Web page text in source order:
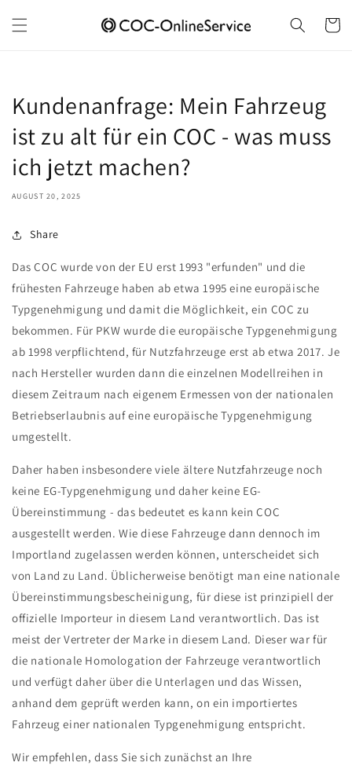
content
Cart
Kundenanfrage: Mein Fahrzeug
ist zu alt für ein COC - was muss
ich jetzt machen?
AUGUST 20, 2025
Share
Das COC wurde von der EU erst 1993 "erfunden" und die
frühesten Fahrzeuge haben ab etwa 1995 eine europäische
Typgenehmigung und damit die Möglichkeit, ein COC zu
bekommen. Für PKW wurde die europäische Typgenehmigung
ab 1998 verpflichtend, für Nutzfahrzeuge erst ab etwa 2017. Je
nach Hersteller wurden dann die einzelnen Modellreihen in
diesem Zeitraum nach eigenem Ermessen von der nationalen
Betriebserlaubnis auf eine europäische Typgenehmigung
umgestellt.
Daher haben insbesondere viele ältere Nutzfahrzeuge noch
keine EG-Typgenehmigung und daher keine EG-
Übereinstimmung - das bedeutet es kann kein COC
ausgestellt werden. Wie diese Fahrzeuge dann dennoch im
Importland zugelassen werden können, unterscheidet sich
von Land zu Land. Üblicherweise benötigt man eine nationale
Übereinstimmungsbescheinigung, für diese ist prinzipiell der
offizielle Importeur in diesem Land verantwortlich. Das ist
meist der Vertreter der Marke in diesem Land. Dieser war für
die nationale Homologation der Fahrzeuge verantwortlich
und verfügt daher über die Unterlagen und das Wissen,
anhand dem geprüft werden kann, on ein importiertes
Fahrzeug einer nationalen Typgenehmigung entspricht.
Wir empfehlen, dass Sie sich zunächst an Ihre